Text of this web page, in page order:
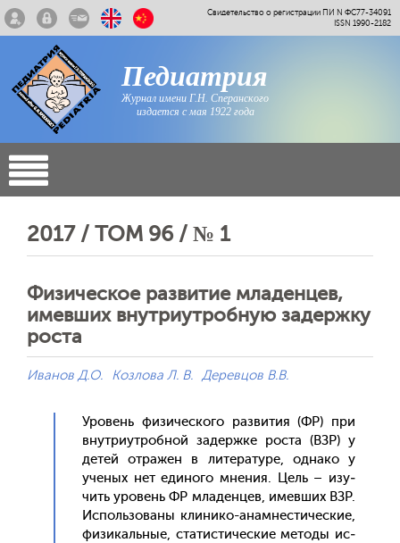
Свидетельство о регистрации ПИ N ФС77-34091
ISSN 1990-2182
Педиатрия
Журнал имени Г.Н. Сперанского
издается с мая 1922 года
2017 / ТОМ 96 / № 1
Физическое развитие младенцев,
имевших внутриутробную задержку
роста
Иванов Д.О. Козлова Л. В. Деревцов В.В.
Уро­вень фи­зичес­ко­го раз­ви­тия (ФР) при
внут­ри­ут­робной за­дер­жке рос­та (ВЗР) у
де­тей от­ра­жен в ли­тера­туре, од­на­ко у
уче­ных нет еди­ного мне­ния. Цель – изу­
чить уро­вень ФР мла­ден­цев, имев­ших ВЗР.
Ис­поль­зо­ваны кли­нико-анам­нести­чес­кие,
фи­зикаль­ные, ста­тис­ти­чес­кие ме­тоды ис­